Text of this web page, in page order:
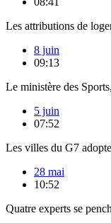
Les attributions de
8 juin
09:13
Le ministère des
5 juin
07:52
Les villes du G7
28 mai
10:52
Quatre experts se